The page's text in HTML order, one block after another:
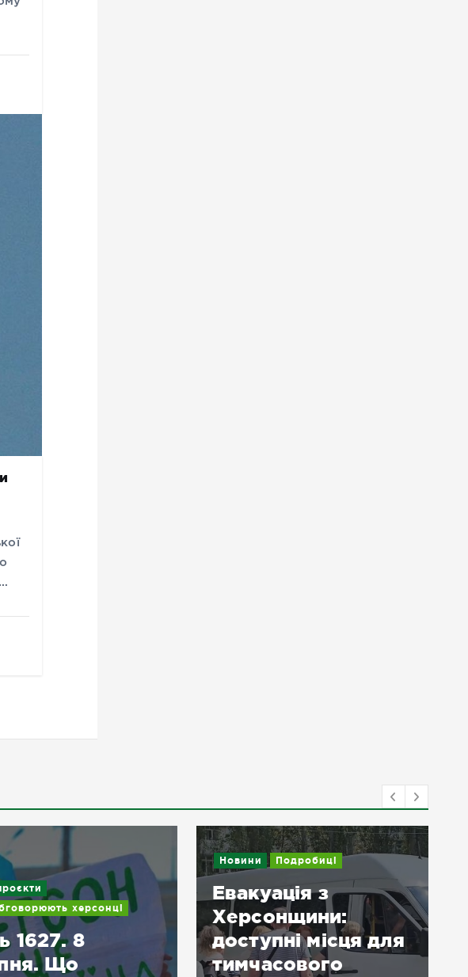
херсонці
1627. 8
Що
Новини Подробиці
Евакуація з
Херсонщини:
доступні місця для
тимчасового